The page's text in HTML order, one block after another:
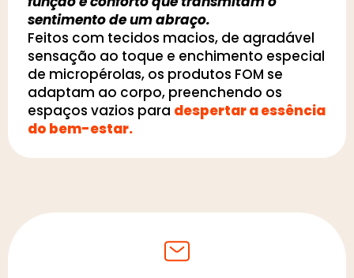
sentimento de um abraço.
Feitos com tecidos macios, de agradável
sensação ao toque e enchimento especial
de micropérolas, os produtos FOM se
adaptam ao corpo, preenchendo os
espaços vazios para despertar a essência
do bem-estar.